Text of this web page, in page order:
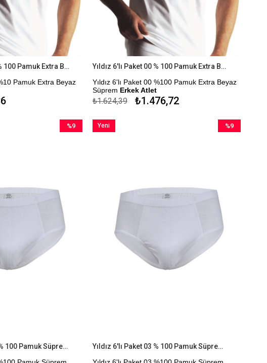
Yıldız 3'lü Paket 00 % 100 Pamuk Extra Beyaz Süprem Erkek Atlet
Pamuk Extra Beyaz
Yapılmıştır.
Yıldız 6'lı Paket 00 % 100 Pamuk Extra Beyaz Süprem Erkek Atlet
Yıldız 6'lı Paket 00 %100 Pamuk Extra Beyaz
Süprem Erkek Atlet
Çekmezlik Sanfor Testi Yapılmıştır.
Kapıda Ödeme Seçeneği
₺1.476,72
₺1.624,39
Yıldız 3 Lü Paket 03 % 100 Pamuk Süprem Erkek Kom Slip
%9
Yıldız 6'lı Paket 03 % 100 Pamuk Süprem Erkek Kom Slip
%9
Yeni